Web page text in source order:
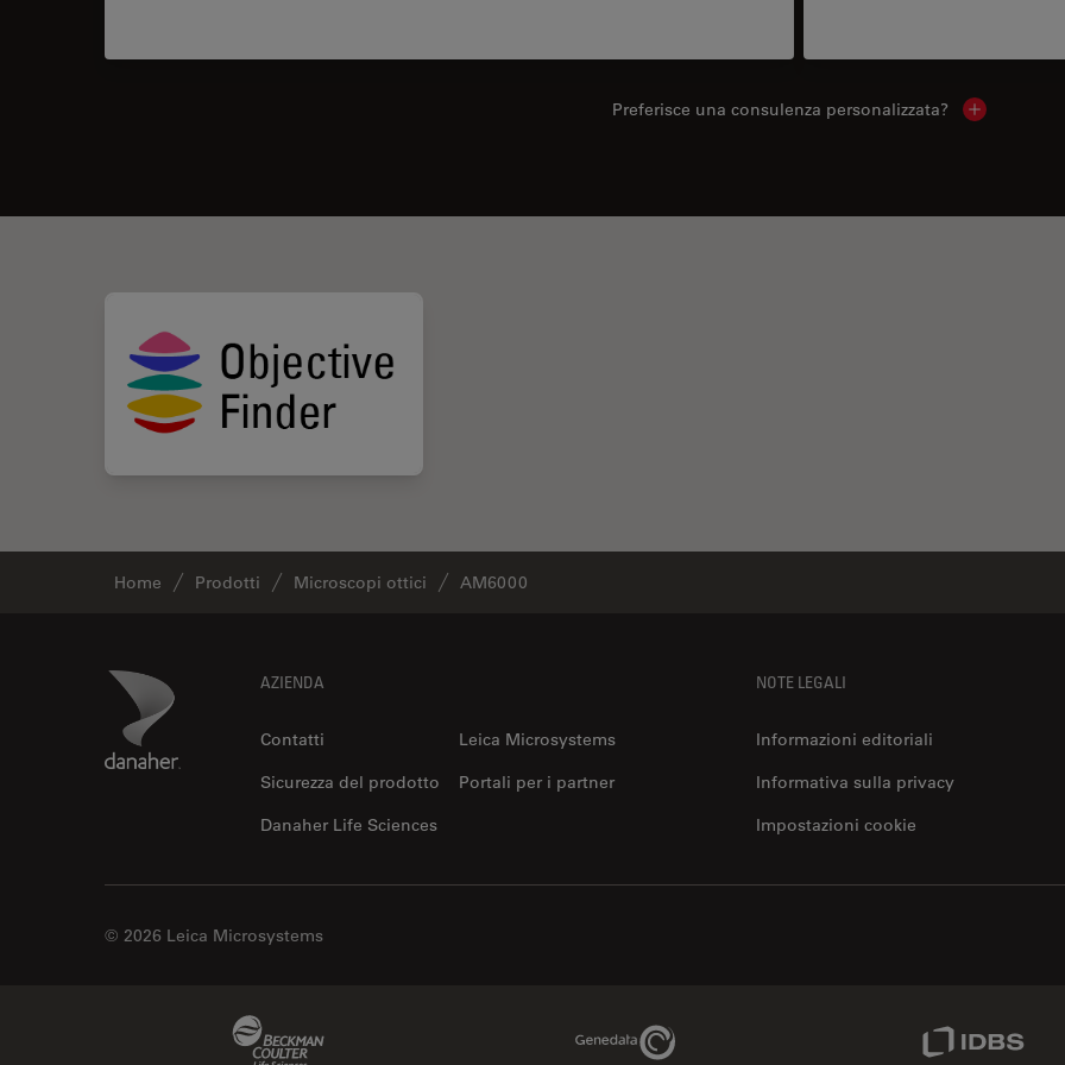
Preferisce una consulenza personalizzata? Show local
Home Prodotti Microscopi ottici AM6000
Danaher Logo AZIENDA
Contatti
Leica Microsystems
Sicurezza del prodotto
Portali per i partner
Danaher Life Sciences
NOTE LEGALI
Informazioni editoriali
Informativa sulla privacy
Impostazioni cookie
© 2026 Leica Microsystems
Genedata Link